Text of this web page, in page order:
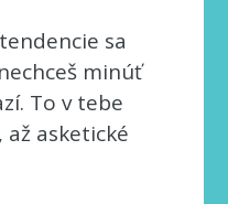
sa
minúť
To v tebe
asketické